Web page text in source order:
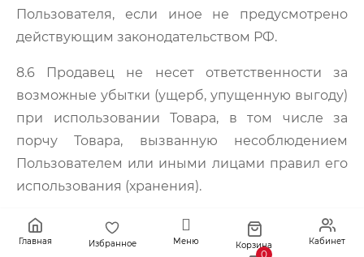
Главная Избранное Меню Корзина
0
Кабинет
Пользователя, если иное не предусмотрено
действующим законодательством РФ.
8.6 Продавец не несет ответственности за
возможные убытки (ущерб, упущенную выгоду)
при использовании Товара, в том числе за
порчу Товара, вызванную несоблюдением
Пользователем или иными лицами правил его
использования (хранения).
8.7 Стороны освобождаются от ответственности
за неисполнение или ненадлежащее